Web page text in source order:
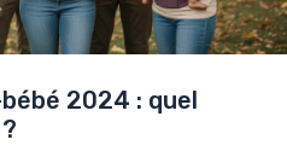
2024 : quel